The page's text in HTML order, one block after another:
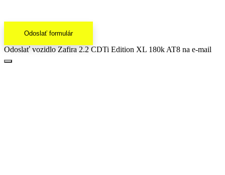
Odoslať formulár
Odoslať vozidlo Zafira 2.2 CDTi Edition XL 180k AT8 na e-mail